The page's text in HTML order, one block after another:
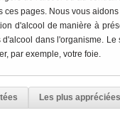
ces pages. Nous vous
d'alcool de manière à
dans l'organisme.
par exemple, votre foie.
Les plus appréciées